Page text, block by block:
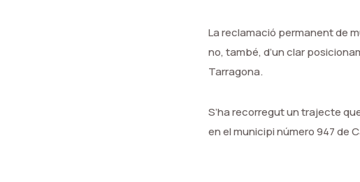
La reclamació permanent de
no, també, d’un clar
Tarragona.
S’ha recorregut un trajecte
en el municipi número 947 de